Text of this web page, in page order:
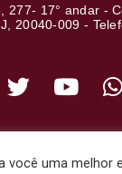
277- 17° andar -
20040-009 -
uma melhor